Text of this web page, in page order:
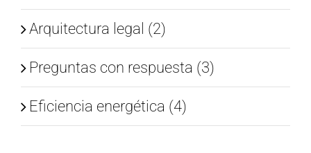
Arquitectura legal (2)
Preguntas con respuesta (3)
Eficiencia energética (4)